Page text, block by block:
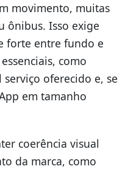
movimento, muitas
ônibus. Isso exige
forte entre fundo e
como
oferecido e, se
em tamanho
coerência visual
da marca, como